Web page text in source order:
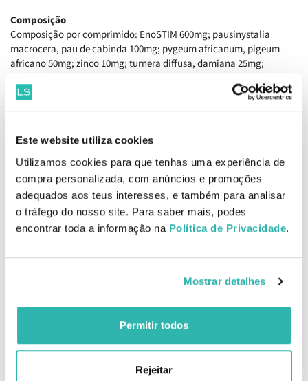
Este website utiliza cookies
Utilizamos cookies para que tenhas uma experiência de
compra personalizada, com anúncios e promoções
adequados aos teus interesses, e também para analisar
o tráfego do nosso site. Para saber mais, podes
encontrar toda a informação na Política de Privacidade.
Mostrar detalhes
Permitir todos
Rejeitar
Composição
Composição por comprimido: EnoSTIM 600mg; pausinystalia
macrocera, pau de cabinda 100mg; pygeum africanum, pigeum
africano 50mg; zinco 10mg; turnera diffusa, damiana 25mg;
Precauções
utilizado em caso de hipersensibilidade ou alergia a qualquer um
EAN: 5600315101567
Produtos Relacionados
Seiva Óptima 60
€24.